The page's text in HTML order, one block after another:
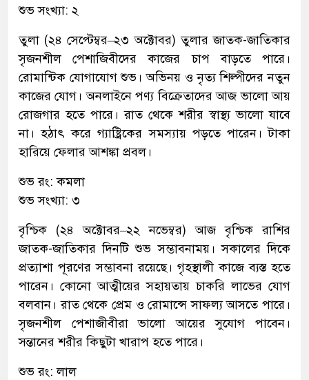
শুভ সংখ্যা: ২
তুলা (২৪ সেপ্টেম্বর–২৩ অক্টোবর) তুলার জাতক-জাতিকার
সৃজনশীল পেশাজিবীদের কাজের চাপ বাড়তে পারে।
রোমান্টিক যোগাযোগ শুভ। অভিনয় ও নৃত্য শিল্পীদের নতুন
কাজের যোগ। অনলাইনে পণ্য বিক্রেতাদের আজ ভালো আয়
রোজগার হতে পারে। রাত থেকে শরীর স্বাস্থ্য ভালো যাবে
না। হঠাৎ করে গ্যাষ্ট্রিকের সমস্যায় পড়তে পারেন। টাকা
হারিয়ে ফেলার আশঙ্কা প্রবল।
শুভ রং: কমলা
শুভ সংখ্যা: ৩
বৃশ্চিক (২৪ অক্টোবর–২২ নভেম্বর) আজ বৃশ্চিক রাশির
জাতক-জাতিকার দিনটি শুভ সম্ভাবনাময়। সকালের দিকে
প্রত্যাশা পূরণের সম্ভাবনা রয়েছে। গৃহস্থালী কাজে ব্যস্ত হতে
পারেন। কোনো আত্মীয়ের সহায়তায় চাকরি লাভের যোগ
বলবান। রাত থেকে প্রেম ও রোমান্সে সাফল্য আসতে পারে।
সৃজনশীল পেশাজীবীরা ভালো আয়ের সুযোগ পাবেন।
সন্তানের শরীর কিছুটা খারাপ হতে পারে।
শুভ রং: লাল